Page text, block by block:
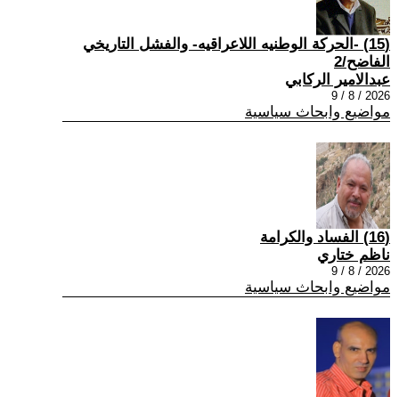
(15) -الحركة الوطنيه اللاعراقيه- والفشل التاريخي
الفاضح/2
عبدالامير الركابي
2026 / 8 / 9
مواضيع وابحاث سياسية
(16) الفساد والكرامة
ناظم ختاري
2026 / 8 / 9
مواضيع وابحاث سياسية